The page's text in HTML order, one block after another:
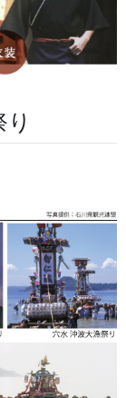
引、手拭
作りの為サイズ
合わせくださ